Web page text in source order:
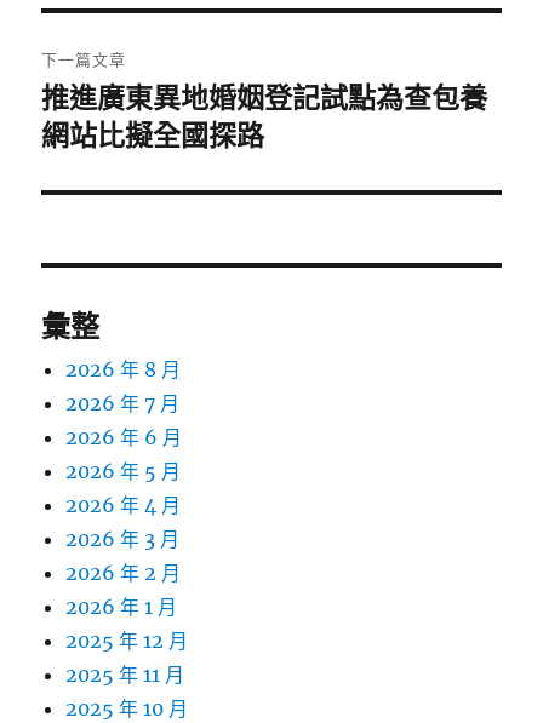
章:
下一篇文章
下
一
文
推進廣東異地婚姻登記試點為查包養
網站比擬全國探路
彙整
2026 年 8 月
2026 年 7 月
2026 年 6 月
2026 年 5 月
2026 年 4 月
2026 年 3 月
2026 年 2 月
2026 年 1 月
2025 年 12 月
2025 年 11 月
2025 年 10 月